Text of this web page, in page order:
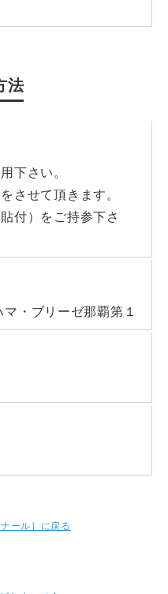
法
下さい。
させて頂きます。
付）をご持参下さ
・ブリーゼ那覇第１
ール］に戻る